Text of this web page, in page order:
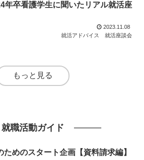
卒看護学生に聞いたリアル就活座
2023.11.08
就活アドバイス
就活座談会
もっと見る
就職活動ガイド
めのスタート企画【資料請求編】